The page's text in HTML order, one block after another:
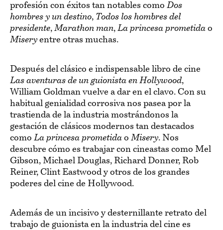
profesión con éxitos tan notables como Dos
hombres y un destino, Todos los hombres del
presidente, Marathon man, La princesa prometida o
Misery entre otras muchas.
Después del clásico e indispensable libro de cine
Las aventuras de un guionista en Hollywood,
William Goldman vuelve a dar en el clavo. Con su
habitual genialidad corrosiva nos pasea por la
trastienda de la industria mostrándonos la
gestación de clásicos modernos tan destacados
como La princesa prometida o Misery. Nos
descubre cómo es trabajar con cineastas como Mel
Gibson, Michael Douglas, Richard Donner, Rob
Reiner, Clint Eastwood y otros de los grandes
poderes del cine de Hollywood.
Además de un incisivo y desternillante retrato del
trabajo de guionista en la industria del cine es